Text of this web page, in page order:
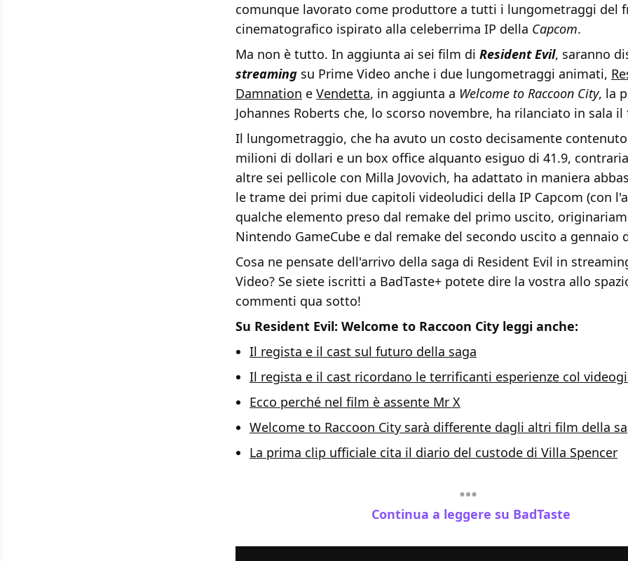
comunque lavorato come produttore a tutti i lungometraggi del
cinematografico ispirato alla celeberrima IP della Capcom.
Ma non è tutto. In aggiunta ai sei film di Resident Evil, saranno
streaming su Prime Video anche i due lungometraggi animati,
Damnation e Vendetta, in aggiunta a Welcome to Raccoon City, la
Johannes Roberts che, lo scorso novembre, ha rilanciato in sala il
Il lungometraggio, che ha avuto un costo decisamente
milioni di dollari e un box office alquanto esiguo di 41.9,
altre sei pellicole con Milla Jovovich, ha adattato in maniera
le trame dei primi due capitoli videoludici della IP Capcom (con
qualche elemento preso dal remake del primo uscito,
Nintendo GameCube e dal remake del secondo uscito a gennaio
Cosa ne pensate dell'arrivo della saga di Resident Evil in
Video? Se siete iscritti a BadTaste+ potete dire la vostra allo
commenti qua sotto!
Su Resident Evil: Welcome to Raccoon City leggi anche:
Il regista e il cast sul futuro della saga
Il regista e il cast ricordano le terrificanti esperienze col
Ecco perché nel film è assente Mr X
Welcome to Raccoon City sarà differente dagli altri film della
La prima clip ufficiale cita il diario del custode di Villa Spencer
Continua a leggere su BadTaste